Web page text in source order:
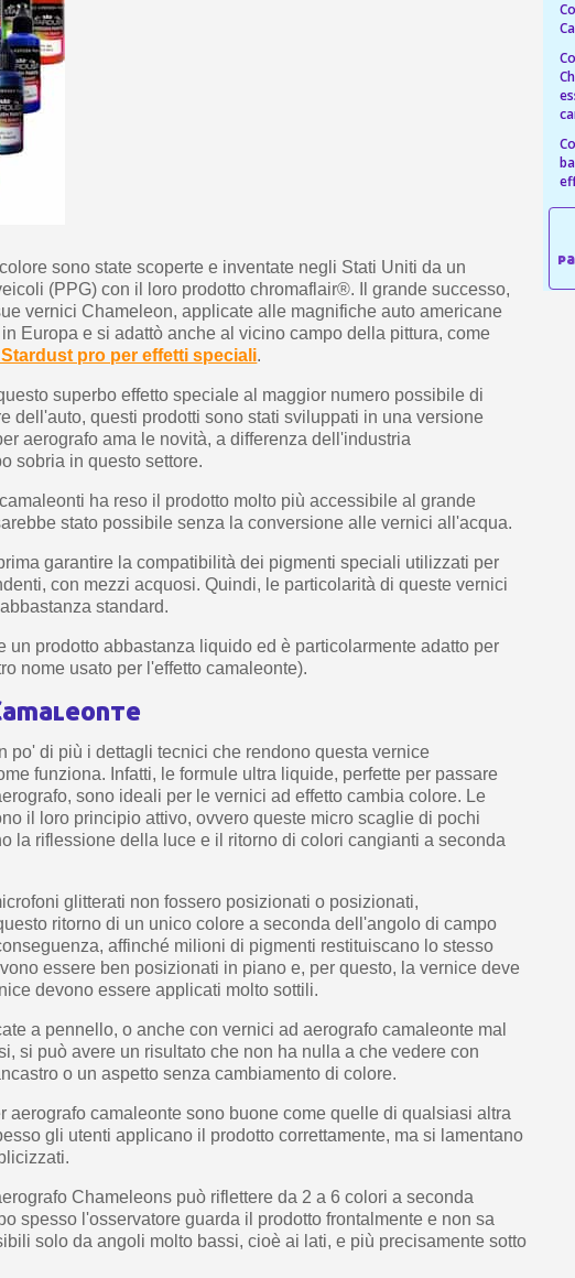
10€ di buono shopping per ogni referral
sono state scoperte e inventate negli Stati Uniti da un
(PPG) con il loro prodotto chromaflair®. Il grande successo,
vernici Chameleon, applicate alle magnifiche auto americane
Europa e si adattò anche al vicino campo della pittura, come
pro per effetti speciali.
superbo effetto speciale al maggior numero possibile di
dell'auto, questi prodotti sono stati sviluppati in una versione
aerografo ama le novità, a differenza dell'industria
sobria in questo settore.
ha reso il prodotto molto più accessibile al grande
stato possibile senza la conversione alle vernici all'acqua.
garantire la compatibilità dei pigmenti speciali utilizzati per
con mezzi acquosi. Quindi, le particolarità di queste vernici
standard.
un prodotto abbastanza liquido ed è particolarmente adatto per
nome usato per l'effetto camaleonte).
po' di più i dettagli tecnici che rendono questa vernice
funziona. Infatti, le formule ultra liquide, perfette per passare
sono ideali per le vernici ad effetto cambia colore. Le
il loro principio attivo, ovvero queste micro scaglie di pochi
la riflessione della luce e il ritorno di colori cangianti a seconda
glitterati non fossero posizionati o posizionati,
ritorno di un unico colore a seconda dell'angolo di campo
affinché milioni di pigmenti restituiscano lo stesso
essere ben posizionati in piano e, per questo, la vernice deve
devono essere applicati molto sottili.
a pennello, o anche con vernici ad aerografo camaleonte mal
si può avere un risultato che non ha nulla a che vedere con
o un aspetto senza cambiamento di colore.
aerografo camaleonte sono buone come quelle di qualsiasi altra
gli utenti applicano il prodotto correttamente, ma si lamentano
Chameleons può riflettere da 2 a 6 colori a seconda
spesso l'osservatore guarda il prodotto frontalmente e non sa
solo da angoli molto bassi, cioè ai lati, e più precisamente sotto